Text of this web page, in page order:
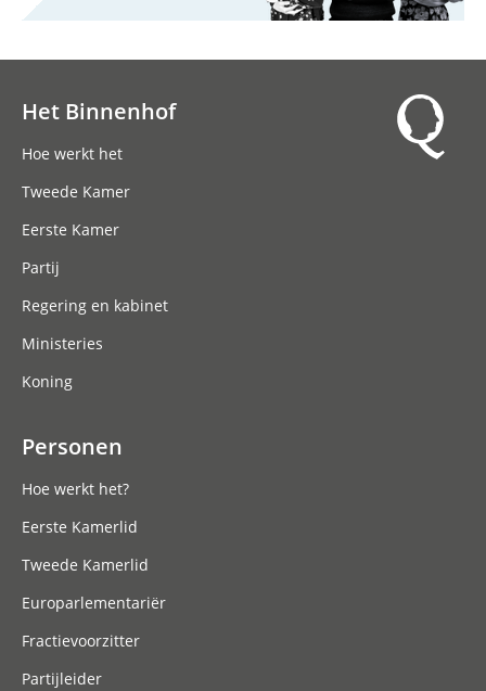
Het Binnenhof
Hoe werkt het
Tweede Kamer
Eerste Kamer
Partij
Regering en kabinet
Ministeries
Koning
Personen
Hoe werkt het?
Eerste Kamerlid
Tweede Kamerlid
Europarlementariër
Fractievoorzitter
Partijleider